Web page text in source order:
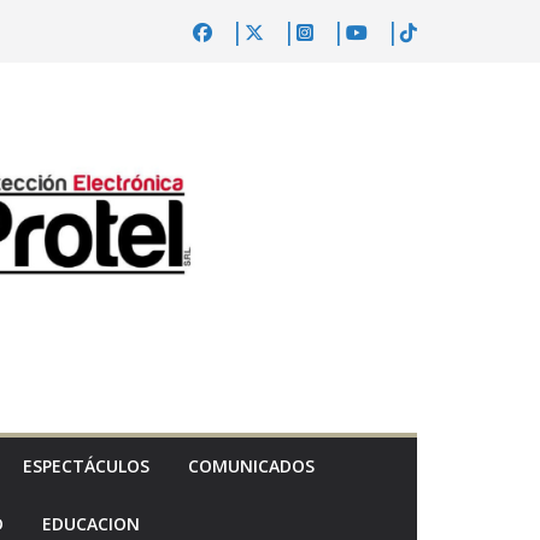
ESPECTÁCULOS COMUNICADOS
EDUCACION